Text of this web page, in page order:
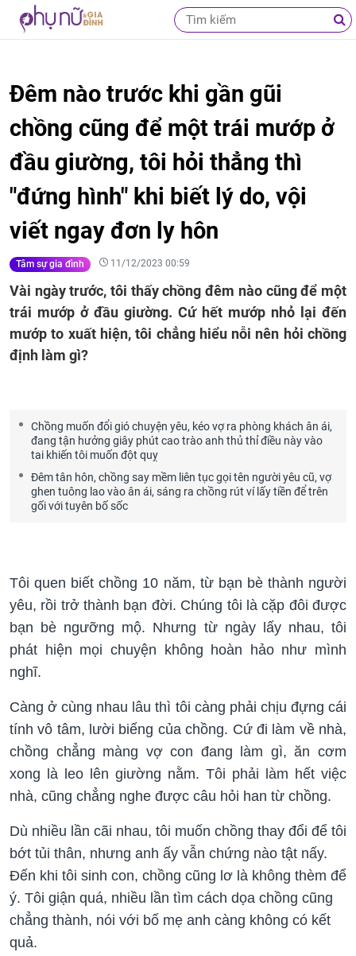
Đêm nào trước khi gần gũi
chồng cũng để một trái mướp ở
đầu giường, tôi hỏi thẳng thì
"đứng hình" khi biết lý do, vội
viết ngay đơn ly hôn
Tâm sự gia đình 11/12/2023 00:59
Vài ngày trước, tôi thấy chồng đêm nào cũng để một
trái mướp ở đầu giường. Cứ hết mướp nhỏ lại đến
mướp to xuất hiện, tôi chẳng hiểu nỗi nên hỏi chồng
định làm gì?
Chồng muốn đổi gió chuyện yêu, kéo vợ ra phòng khách ân ái,
đang tận hưởng giây phút cao trào anh thủ thỉ điều này vào
tai khiến tôi muốn đột quỵ
Đêm tân hôn, chồng say mềm liên tục gọi tên người yêu cũ, vợ
ghen tuông lao vào ân ái, sáng ra chồng rút ví lấy tiền để trên
gối với tuyên bố sốc
Tôi quen biết chồng 10 năm, từ bạn bè thành người
yêu, rồi trở thành bạn đời. Chúng tôi là cặp đôi được
bạn bè ngưỡng mộ. Nhưng từ ngày lấy nhau, tôi
phát hiện mọi chuyện không hoàn hảo như mình
nghĩ.
Càng ở cùng nhau lâu thì tôi càng phải chịu đựng cái
tính vô tâm, lười biếng của chồng. Cứ đi làm về nhà,
chồng chẳng màng vợ con đang làm gì, ăn cơm
xong là leo lên giường nằm. Tôi phải làm hết việc
nhà, cũng chẳng nghe được câu hỏi han từ chồng.
Dù nhiều lần cãi nhau, tôi muốn chồng thay đổi để tôi
bớt tủi thân, nhưng anh ấy vẫn chứng nào tật nấy.
Đến khi tôi sinh con, chồng cũng lơ là không thèm để
ý. Tôi giận quá, nhiều lần tìm cách dọa chồng cũng
chẳng thành, nói với bố mẹ anh càng không có kết
quả.